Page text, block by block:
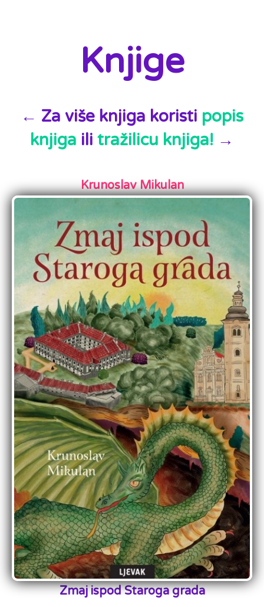
Knjige
← Za više knjiga koristi popis
knjiga ili tražilicu knjiga! →
Krunoslav Mikulan
Zmaj ispod Staroga grada